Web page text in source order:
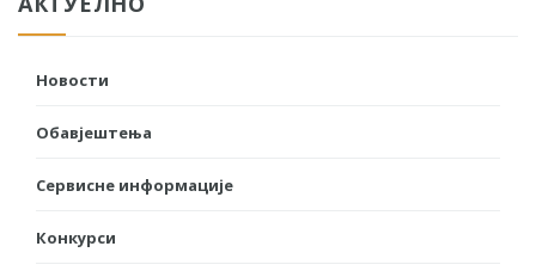
Новости
Обавјештења
Сервисне информације
Конкурси